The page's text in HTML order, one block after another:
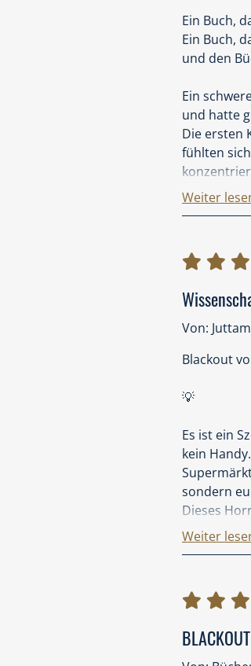
Ein Buch,
Ein Buch,
und den
Ein
und hatte
Die ersten
fühlten
Sorge.
Personen
In dieser
Weiter
Von:
Blackout
💡
Es ist ein
kein
sondern
Dieses
Der
denn er
Es wird
Dieser
Weiter
BLACKOUT